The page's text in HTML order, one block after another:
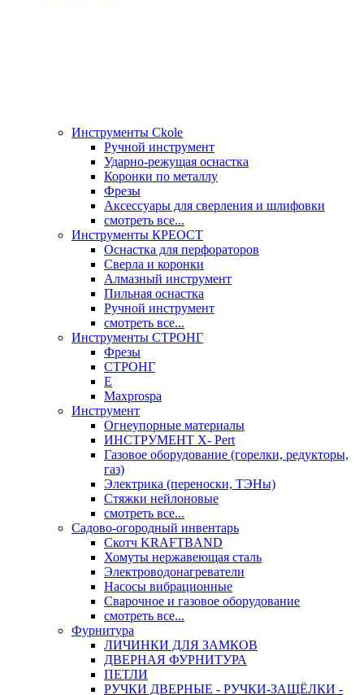
Инструменты Ckole
Ручной инструмент
Ударно‑режущая оснастка
Коронки по металлу
Фрезы
Аксессуары для сверления и шлифовки
смотреть все...
Инструменты КРЕОСТ
Оснастка для перфораторов
Сверла и коронки
Алмазный инструмент
Пильная оснастка
Ручной инструмент
смотреть все...
Инструменты СТРОНГ
Фрезы
СТРОНГ
Е
Maxprospa
Инструмент
Огнеупорные материалы
ИНСТРУМЕНТ X- Pert
Газовое оборудование (горелки, редукторы,
газ)
Электрика (переноски, ТЭНы)
Стяжки нейлоновые
смотреть все...
Садово-огородный инвентарь
Скотч KRAFTBAND
Хомуты нержавеющая сталь
Электроводонагреватели
Насосы вибрационные
Сварочное и газовое оборудование
смотреть все...
Фурнитура
ЛИЧИНКИ ДЛЯ ЗАМКОВ
ДВЕРНАЯ ФУРНИТУРА
ПЕТЛИ
РУЧКИ ДВЕРНЫЕ - РУЧКИ-ЗАЩЁЛКИ -